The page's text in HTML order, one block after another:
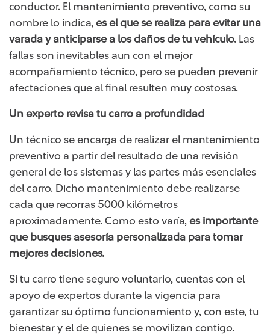
conductor. El mantenimiento preventivo, como su
nombre lo indica, es el que se realiza para evitar una
varada y anticiparse a los daños de tu vehículo. Las
fallas son inevitables aun con el mejor
acompañamiento técnico, pero se pueden prevenir
afectaciones que al final resulten muy costosas.
Un experto revisa tu carro a profundidad
Un técnico se encarga de realizar el mantenimiento
preventivo a partir del resultado de una revisión
general de los sistemas y las partes más esenciales
del carro. Dicho mantenimiento debe realizarse
cada que recorras 5000 kilómetros
aproximadamente. Como esto varía, es importante
que busques asesoría personalizada para tomar
mejores decisiones.
Si tu carro tiene seguro voluntario, cuentas con el
apoyo de expertos durante la vigencia para
garantizar su óptimo funcionamiento y, con este, tu
bienestar y el de quienes se movilizan contigo.